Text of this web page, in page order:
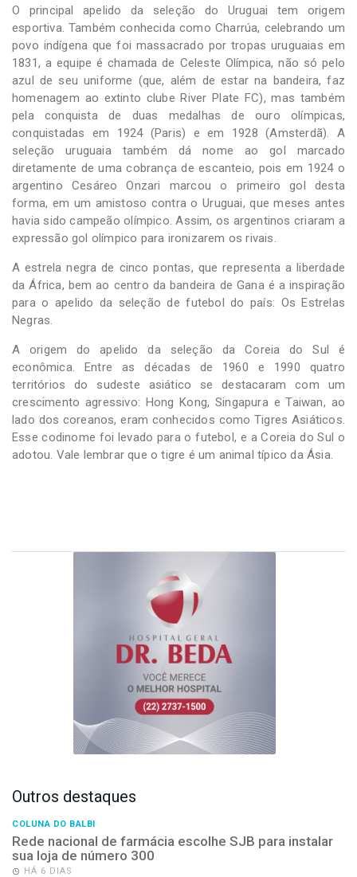
O principal apelido da seleção do Uruguai tem origem
esportiva. Também conhecida como Charrúa, celebrando um
povo indígena que foi massacrado por tropas uruguaias em
1831, a equipe é chamada de Celeste Olímpica, não só pelo
azul de seu uniforme (que, além de estar na bandeira, faz
homenagem ao extinto clube River Plate FC), mas também
pela conquista de duas medalhas de ouro olímpicas,
conquistadas em 1924 (Paris) e em 1928 (Amsterdã). A
seleção uruguaia também dá nome ao gol marcado
diretamente de uma cobrança de escanteio, pois em 1924 o
argentino Cesáreo Onzari marcou o primeiro gol desta
forma, em um amistoso contra o Uruguai, que meses antes
havia sido campeão olímpico. Assim, os argentinos criaram a
expressão gol olímpico para ironizarem os rivais.
A estrela negra de cinco pontas, que representa a liberdade
da África, bem ao centro da bandeira de Gana é a inspiração
para o apelido da seleção de futebol do país: Os Estrelas
Negras.
A origem do apelido da seleção da Coreia do Sul é
econômica. Entre as décadas de 1960 e 1990 quatro
territórios do sudeste asiático se destacaram com um
crescimento agressivo: Hong Kong, Singapura e Taiwan, ao
lado dos coreanos, eram conhecidos como Tigres Asiáticos.
Esse codinome foi levado para o futebol, e a Coreia do Sul o
adotou. Vale lembrar que o tigre é um animal típico da Ásia.
Outros destaques
COLUNA DO BALBI
Rede nacional de farmácia escolhe SJB para instalar
sua loja de número 300
HÁ 6 DIAS